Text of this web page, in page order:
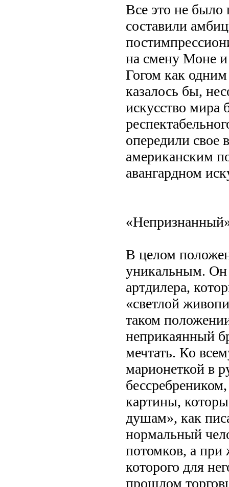
Все это не было
составили
на смену Моне
Гогом как
казалось бы,
искусство мира
опередили свое
американским
авангардном
В целом
уникальным. Он
артдилера,
«светлой
таком
неприкаянный
мечтать. Ко
марионеткой в
картины,
душам», как
нормальный
потомков, а
которого для
прошлом